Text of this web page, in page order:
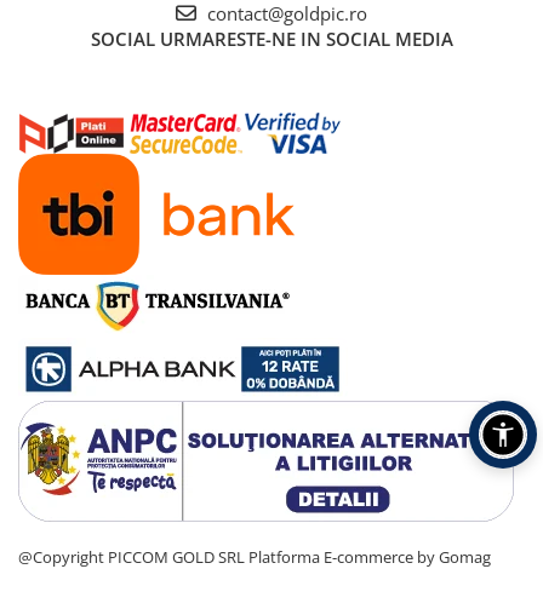
contact@goldpic.ro
SOCIAL URMARESTE-NE IN SOCIAL MEDIA
@Copyright PICCOM GOLD SRL Platforma E-commerce by Gomag